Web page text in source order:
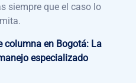
siempre que el caso lo
columna en Bogotá: La
especializado